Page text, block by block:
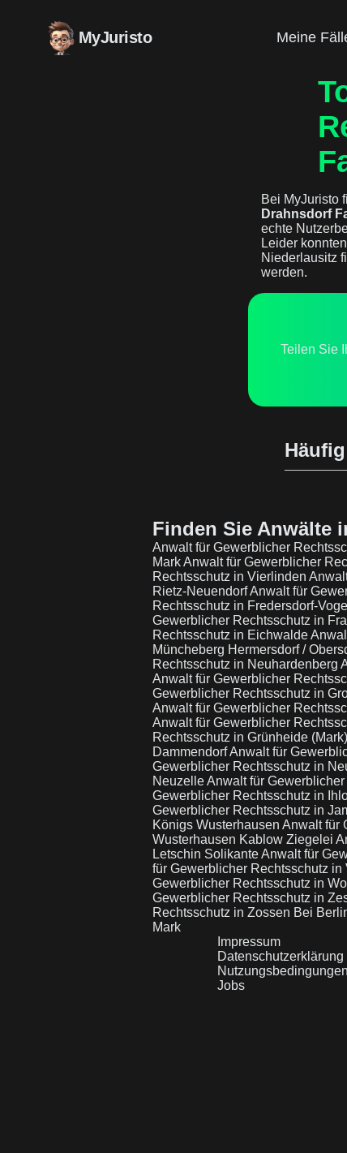
MyJuristo Meine
Bei MyJuristo
Drahnsdorf
echte
Leider
Niederlausitz
werden.
Teilen Sie
Finden Sie Anwälte
Anwalt für Gewerblicher
MarkAnwalt für Gewerblicher
Rechtsschutz in Vierlinden
Rietz-NeuendorfAnwalt für
Rechtsschutz in Fredersdorf-
Gewerblicher Rechtsschutz in
Rechtsschutz in Eichwalde
Müncheberg Hermersdorf /
Rechtsschutz in Neuhardenberg
Anwalt für Gewerblicher
Gewerblicher Rechtsschutz in
Anwalt für Gewerblicher
Anwalt für Gewerblicher
Rechtsschutz in Grünheide (Mark)
DammendorfAnwalt für
Gewerblicher Rechtsschutz in
NeuzelleAnwalt für
Gewerblicher Rechtsschutz in
Gewerblicher Rechtsschutz in
Königs Wusterhausen Anwalt für
Wusterhausen Kablow Ziegelei
Letschin SolikanteAnwalt für
für Gewerblicher Rechtsschutz in
Gewerblicher Rechtsschutz in
Gewerblicher Rechtsschutz in
Rechtsschutz in Zossen Bei
Mark
Impressum
Datenschutzerklärung
Nutzungsbedingungen
Jobs